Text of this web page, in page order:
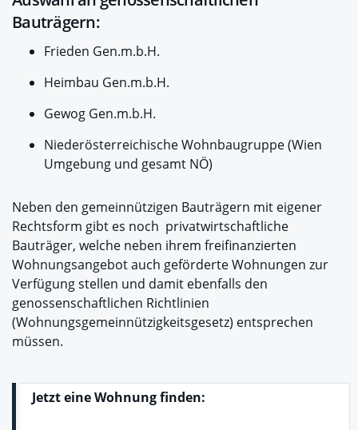
Bauträgern:
Frieden Gen.m.b.H.
Heimbau Gen.m.b.H.
Gewog Gen.m.b.H.
Niederösterreichische Wohnbaugruppe (Wien
Umgebung und gesamt NÖ)
Neben den gemeinnützigen Bauträgern mit eigener
Rechtsform gibt es noch privatwirtschaftliche
Bauträger, welche neben ihrem freifinanzierten
Wohnungsangebot auch geförderte Wohnungen zur
Verfügung stellen und damit ebenfalls den
genossenschaftlichen Richtlinien
(Wohnungsgemeinnützigkeitsgesetz) entsprechen
müssen.
Jetzt eine Wohnung finden: